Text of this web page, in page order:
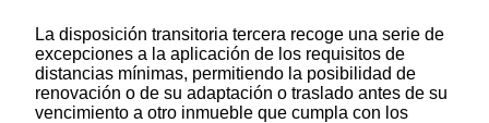
La disposición transitoria tercera recoge una serie de
excepciones a la aplicación de los requisitos de
distancias mínimas, permitiendo la posibilidad de
renovación o de su adaptación o traslado antes de su
vencimiento a otro inmueble que cumpla con los